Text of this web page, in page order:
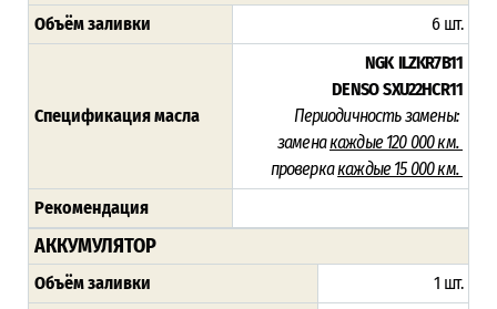
Объём заливки 6 шт.
Спецификация масла
NGK ILZKR7B11
DENSO SXU22HCR11
Периодичность замены:
заменакаждые 120 000 км.
проверкакаждые 15 000 км.
Рекомендация
АККУМУЛЯТОР
Объём заливки 1 шт.